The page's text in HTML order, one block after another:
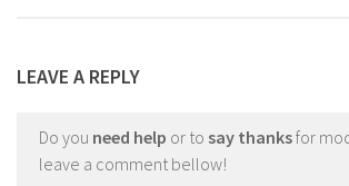
LEAVE A REPLY
Do you need help or to say thanksfor
leave a comment bellow!